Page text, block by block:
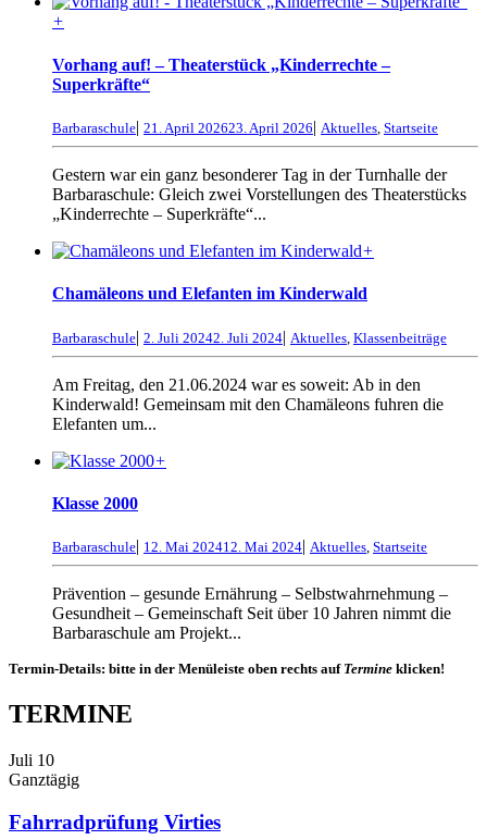
+
Vorhang auf! – Theaterstück „Kinderrechte –
Superkräfte“
Barbaraschule| 21. April 202623. April 2026| Aktuelles, Startseite
Gestern war ein ganz besonderer Tag in der Turnhalle der
Barbaraschule: Gleich zwei Vorstellungen des Theaterstücks
„Kinderrechte – Superkräfte“...
+
Chamäleons und Elefanten im Kinderwald
Barbaraschule| 2. Juli 20242. Juli 2024| Aktuelles Klassenbeiträge
Am Freitag, den 21.06.2024 war es soweit: Ab in den
Kinderwald! Gemeinsam mit den Chamäleons fuhren die
Elefanten um...
+
Klasse 2000
Barbaraschule| 12. Mai 202412. Mai 2024| Aktuelles, Startseite
Prävention – gesunde Ernährung – Selbstwahrnehmung –
Gesundheit – Gemeinschaft Seit über 10 Jahren nimmt die
Barbaraschule am Projekt...
Termin-Details: bitte in der Menüleiste oben rechts auf Termine klicken!
TERMINE
Juli 10
Ganztägig
Fahrradprüfung Virties